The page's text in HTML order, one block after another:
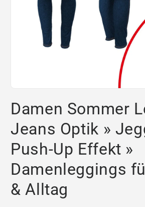
in
Modal
öffnen
Damen Sommer
Jeans Optik »
Push-Up Effekt »
Damenleggings
& Alltag